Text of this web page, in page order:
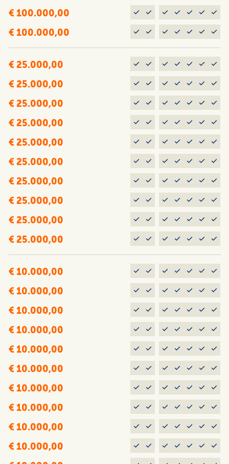
€ 100.000,00
€ 100.000,00
€ 25.000,00
€ 25.000,00
€ 25.000,00
€ 25.000,00
€ 25.000,00
€ 25.000,00
€ 25.000,00
€ 25.000,00
€ 25.000,00
€ 25.000,00
€ 10.000,00
€ 10.000,00
€ 10.000,00
€ 10.000,00
€ 10.000,00
€ 10.000,00
€ 10.000,00
€ 10.000,00
€ 10.000,00
€ 10.000,00